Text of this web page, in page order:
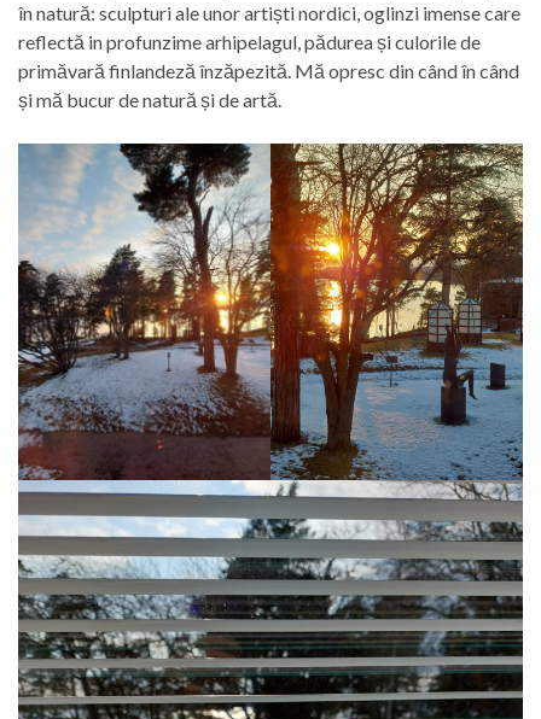
în natură: sculpturi ale unor artiști nordici, oglinzi imense care
reflectă in profunzime arhipelagul, pădurea și culorile de
primăvară finlandeză înzăpezită. Mă opresc din când în când
și mă bucur de natură și de artă.